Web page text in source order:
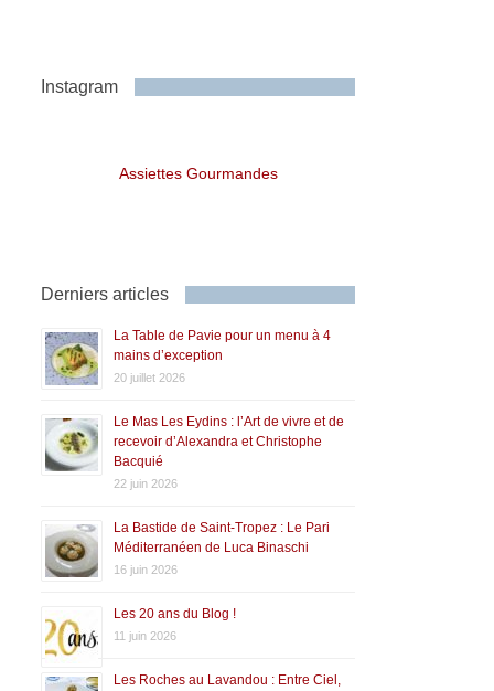
Instagram
Assiettes Gourmandes
Derniers articles
La Table de Pavie pour un menu à 4
mains d’exception
20 juillet 2026
Le Mas Les Eydins : l’Art de vivre et de
recevoir d’Alexandra et Christophe
Bacquié
22 juin 2026
La Bastide de Saint-Tropez : Le Pari
Méditerranéen de Luca Binaschi
16 juin 2026
Les 20 ans du Blog !
11 juin 2026
Les Roches au Lavandou : Entre Ciel,